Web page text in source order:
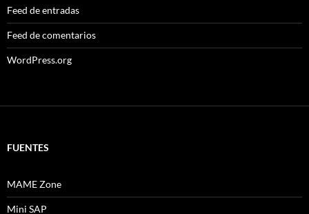
Feed de entradas
Feed de comentarios
WordPress.org
FUENTES
MAME Zone
Mini SAP